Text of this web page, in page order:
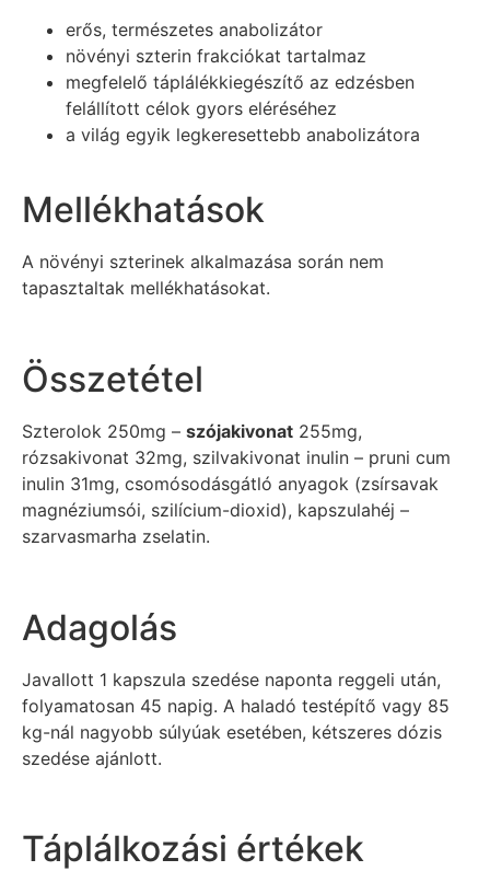
erős, természetes anabolizátor
növényi szterin frakciókat tartalmaz
megfelelő táplálékkiegészítő az edzésben
felállított célok gyors eléréséhez
a világ egyik legkeresettebb anabolizátora
Mellékhatások
A növényi szterinek alkalmazása során nem
tapasztaltak mellékhatásokat.
Összetétel
Szterolok 250mg – szójakivonat 255mg,
rózsakivonat 32mg, szilvakivonat inulin – pruni cum
inulin 31mg, csomósodásgátló anyagok (zsírsavak
magnéziumsói, szilícium-dioxid), kapszulahéj –
szarvasmarha zselatin.
Adagolás
Javallott 1 kapszula szedése naponta reggeli után,
folyamatosan 45 napig. A haladó testépítő vagy 85
kg-nál nagyobb súlyúak esetében, kétszeres dózis
szedése ajánlott.
Táplálkozási értékek